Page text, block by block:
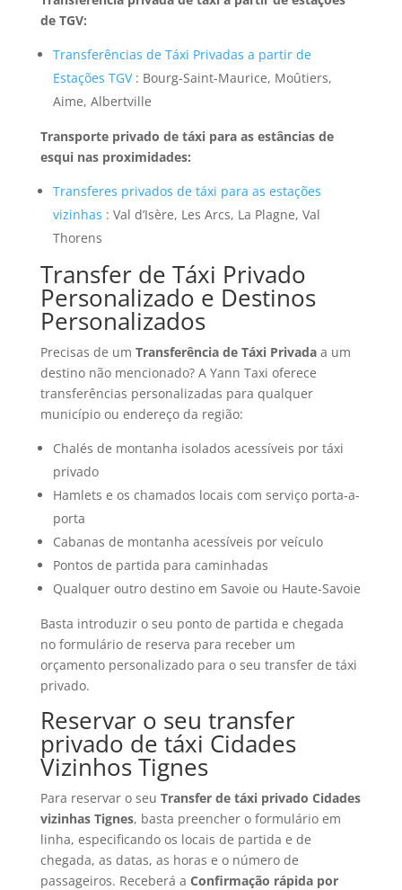
de TGV:
Transferências de Táxi Privadas a partir de
Estações TGV: Bourg-Saint-Maurice, Moûtiers,
Aime, Albertville
Transporte privado de táxi para as estâncias de
esqui nas proximidades:
Transferes privados de táxi para as estações
vizinhas : Val d’Isère, Les Arcs, La Plagne, Val
Thorens
Transfer de Táxi Privado
Personalizado e Destinos
Personalizados
Precisas de um Transferência de Táxi Privadaa um
destino não mencionado? A Yann Taxi oferece
transferências personalizadas para qualquer
município ou endereço da região:
Chalés de montanha isolados acessíveis por táxi
privado
Hamlets e os chamados locais com serviço porta-a-
porta
Cabanas de montanha acessíveis por veículo
Pontos de partida para caminhadas
Qualquer outro destino em Savoie ou Haute-Savoie
Basta introduzir o seu ponto de partida e chegada
no formulário de reserva para receber um
orçamento personalizado para o seu transfer de táxi
privado.
Reservar o seu transfer
privado de táxi Cidades
Vizinhos Tignes
Para reservar o seu Transfer de táxi privado Cidades
vizinhas Tignes, basta preencher o formulário em
linha, especificando os locais de partida e de
chegada, as datas, as horas e o número de
passageiros. Receberá a Confirmação rápida por